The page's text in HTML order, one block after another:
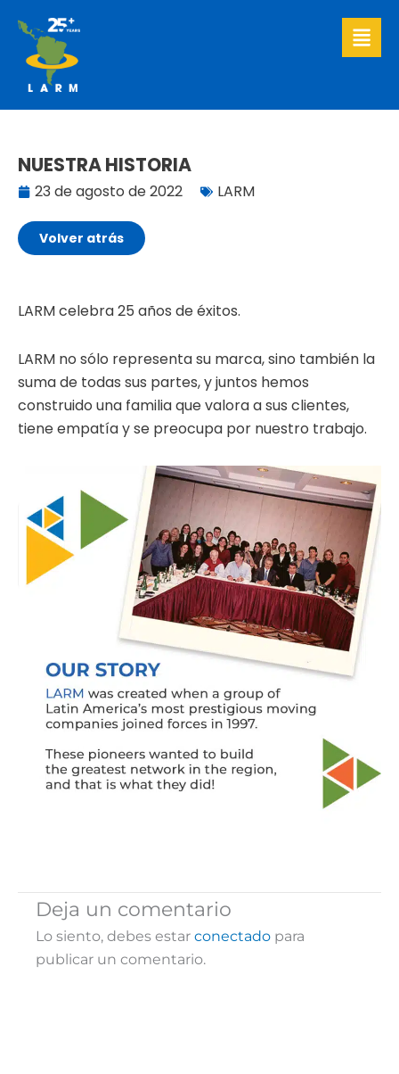
contenido
NUESTRA HISTORIA
23 de agosto de 2022 LARM
Volver atrás
LARM celebra 25 años de éxitos.
LARM no sólo representa su marca, sino también la
suma de todas sus partes, y juntos hemos
construido una familia que valora a sus clientes,
tiene empatía y se preocupa por nuestro trabajo.
Deja un comentario
Lo siento, debes estar conectado para
publicar un comentario.